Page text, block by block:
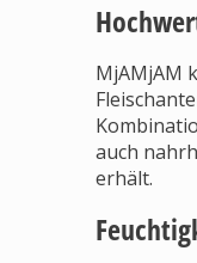
MjAMjAM
auch
erhält.